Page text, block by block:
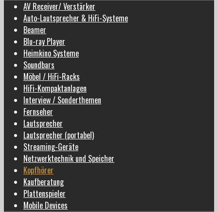
AV Receiver/ Verstärker
Auto-Lautsprecher & HiFi-Systeme
Beamer
Blu-ray Player
Heimkino Systeme
Soundbars
Möbel / HiFi-Racks
HiFi-Kompaktanlagen
Interview / Sonderthemen
Fernseher
Lautsprecher
Lautsprecher (portabel)
Streaming-Geräte
Netzwerktechnik und Speicher
Kopfhörer
Kaufberatung
Plattenspieler
Mobile Devices